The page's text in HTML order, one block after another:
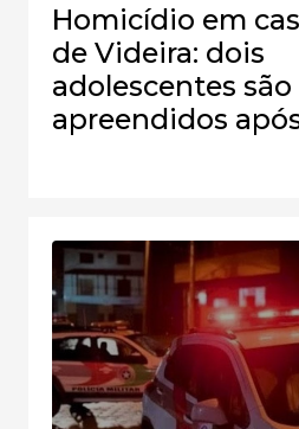
Homicídio em
de Videira: dois
adolescentes são
apreendidos